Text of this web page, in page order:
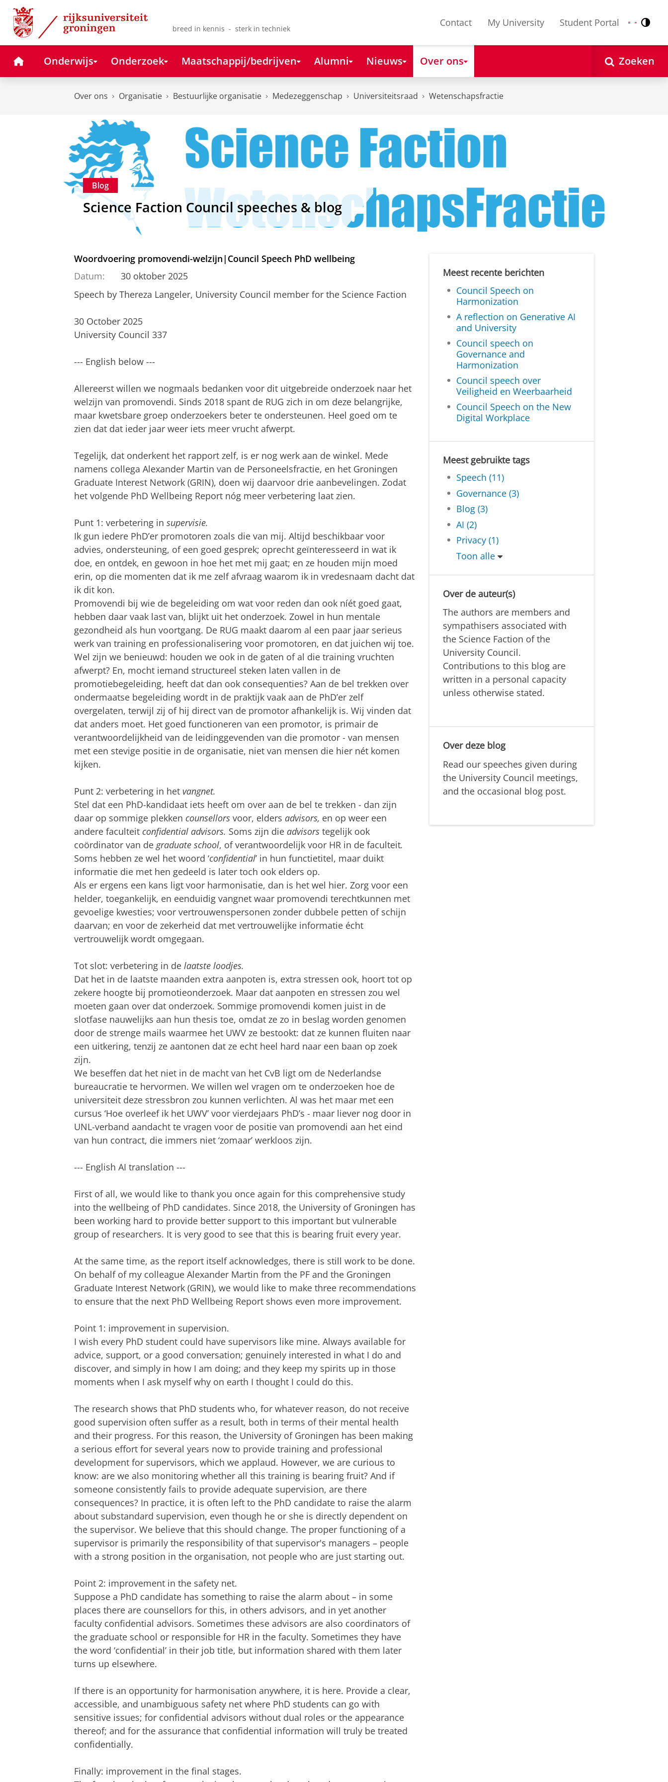
Skip
Content
Skip
Navigation
breed in kennis - sterk in techniek
Contact My University Student Portal Nederlands
English
HomeOnderwijs Onderzoek Maatschappij/bedrijven Alumni Nieuws Over ons Zoeken
Over ons Organisatie Bestuurlijke organisatie Medezeggenschap Universiteitsraad Wetenschapsfractie
Blog
Science Faction Council speeches & blog
Woordvoering promovendi-welzijn|Council Speech PhD wellbeing
Datum:
30 oktober 2025
Speech by Thereza Langeler, University Council member for the Science Faction
30 October 2025
University Council 337
--- English below ---
Allereerst willen we nogmaals bedanken voor dit uitgebreide onderzoek naar het
welzijn van promovendi. Sinds 2018 spant de RUG zich in om deze belangrijke,
maar kwetsbare groep onderzoekers beter te ondersteunen. Heel goed om te
zien dat dat ieder jaar weer iets meer vrucht afwerpt.
Tegelijk, dat onderkent het rapport zelf, is er nog werk aan de winkel. Mede
namens collega Alexander Martin van de Personeelsfractie, en het Groningen
Graduate Interest Network (GRIN), doen wij daarvoor drie aanbevelingen. Zodat
het volgende PhD Wellbeing Report nóg meer verbetering laat zien.
Punt 1: verbetering in supervisie.
Ik gun iedere PhD’er promotoren zoals die van mij. Altijd beschikbaar voor
advies, ondersteuning, of een goed gesprek; oprecht geïnteresseerd in wat ik
doe, en ontdek, en gewoon in hoe het met mij gaat; en ze houden mijn moed
erin, op die momenten dat ik me zelf afvraag waarom ik in vredesnaam dacht dat
ik dit kon.
Promovendi bij wie de begeleiding om wat voor reden dan ook níét goed gaat,
hebben daar vaak last van, blijkt uit het onderzoek. Zowel in hun mentale
gezondheid als hun voortgang. De RUG maakt daarom al een paar jaar serieus
werk van training en professionalisering voor promotoren, en dat juichen wij toe.
Wel zijn we benieuwd: houden we ook in de gaten of al die training vruchten
afwerpt? En, mocht iemand structureel steken laten vallen in de
promotiebegeleiding, heeft dat dan ook consequenties? Aan de bel trekken over
ondermaatse begeleiding wordt in de praktijk vaak aan de PhD’er zelf
overgelaten, terwijl zij of hij direct van de promotor afhankelijk is. Wij vinden dat
dat anders moet. Het goed functioneren van een promotor, is primair de
verantwoordelijkheid van de leidinggevenden van die promotor - van mensen
met een stevige positie in de organisatie, niet van mensen die hier nét komen
kijken.
Punt 2: verbetering in het vangnet.
Stel dat een PhD-kandidaat iets heeft om over aan de bel te trekken - dan zijn
daar op sommige plekken counsellors voor, elders advisors, en op weer een
andere faculteit confidential advisors. Soms zijn die advisors tegelijk ook
coördinator van de graduate school, of verantwoordelijk voor HR in de faculteit.
Soms hebben ze wel het woord ‘confidential’ in hun functietitel, maar duikt
informatie die met hen gedeeld is later toch ook elders op.
Als er ergens een kans ligt voor harmonisatie, dan is het wel hier. Zorg voor een
helder, toegankelijk, en eenduidig vangnet waar promovendi terechtkunnen met
gevoelige kwesties; voor vertrouwenspersonen zonder dubbele petten of schijn
daarvan; en voor de zekerheid dat met vertrouwelijke informatie écht
vertrouwelijk wordt omgegaan.
Tot slot: verbetering in de laatste loodjes.
Dat het in de laatste maanden extra aanpoten is, extra stressen ook, hoort tot op
zekere hoogte bij promotieonderzoek. Maar dat aanpoten en stressen zou wel
moeten gaan over dat onderzoek. Sommige promovendi komen juist in de
slotfase nauwelijks aan hun thesis toe, omdat ze zo in beslag worden genomen
door de strenge mails waarmee het UWV ze bestookt: dat ze kunnen fluiten naar
een uitkering, tenzij ze aantonen dat ze echt heel hard naar een baan op zoek
zijn.
We beseffen dat het niet in de macht van het CvB ligt om de Nederlandse
bureaucratie te hervormen. We willen wel vragen om te onderzoeken hoe de
universiteit deze stressbron zou kunnen verlichten. Al was het maar met een
cursus ‘Hoe overleef ik het UWV’ voor vierdejaars PhD’s - maar liever nog door in
UNL-verband aandacht te vragen voor de positie van promovendi aan het eind
van hun contract, die immers niet ‘zomaar’ werkloos zijn.
--- English AI translation ---
First of all, we would like to thank you once again for this comprehensive study
into the wellbeing of PhD candidates. Since 2018, the University of Groningen has
been working hard to provide better support to this important but vulnerable
group of researchers. It is very good to see that this is bearing fruit every year.
At the same time, as the report itself acknowledges, there is still work to be done.
On behalf of my colleague Alexander Martin from the PF and the Groningen
Graduate Interest Network (GRIN), we would like to make three recommendations
to ensure that the next PhD Wellbeing Report shows even more improvement.
Point 1: improvement in supervision.
I wish every PhD student could have supervisors like mine. Always available for
advice, support, or a good conversation; genuinely interested in what I do and
discover, and simply in how I am doing; and they keep my spirits up in those
moments when I ask myself why on earth I thought I could do this.
The research shows that PhD students who, for whatever reason, do not receive
good supervision often suffer as a result, both in terms of their mental health
and their progress. For this reason, the University of Groningen has been making
a serious effort for several years now to provide training and professional
development for supervisors, which we applaud. However, we are curious to
know: are we also monitoring whether all this training is bearing fruit? And if
someone consistently fails to provide adequate supervision, are there
consequences? In practice, it is often left to the PhD candidate to raise the alarm
about substandard supervision, even though he or she is directly dependent on
the supervisor. We believe that this should change. The proper functioning of a
supervisor is primarily the responsibility of that supervisor's managers – people
with a strong position in the organisation, not people who are just starting out.
Point 2: improvement in the safety net.
Suppose a PhD candidate has something to raise the alarm about – in some
places there are counsellors for this, in others advisors, and in yet another
faculty confidential advisors. Sometimes these advisors are also coordinators of
the graduate school or responsible for HR in the faculty. Sometimes they have
the word ‘confidential’ in their job title, but information shared with them later
turns up elsewhere.
If there is an opportunity for harmonisation anywhere, it is here. Provide a clear,
accessible, and unambiguous safety net where PhD students can go with
sensitive issues; for confidential advisors without dual roles or the appearance
thereof; and for the assurance that confidential information will truly be treated
confidentially.
Finally: improvement in the final stages.
Meest recente berichten
Council Speech on
Harmonization
A reflection on Generative AI
and University
Council speech on
Governance and
Harmonization
Council speech over
Veiligheid en Weerbaarheid
Council Speech on the New
Digital Workplace
Meest gebruikte tags
Speech (11)
Governance (3)
Blog (3)
AI (2)
Privacy (1)
Toon alle
Over de auteur(s)
The authors are members and
sympathisers associated with
the Science Faction of the
University Council.
Contributions to this blog are
written in a personal capacity
unless otherwise stated.
Over deze blog
Read our speeches given during
the University Council meetings,
and the occasional blog post.